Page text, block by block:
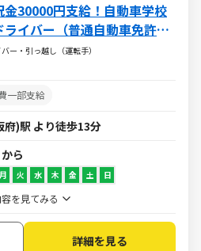
30000円支給！自動車学校
ライバー（普通自動車免許
）★未経験者歓迎！
ー・引っ越し（運転手）
一部支給
府)駅 より徒歩13分
ら
月 火 水 木 金 土 日
を見てみる
詳細を見る